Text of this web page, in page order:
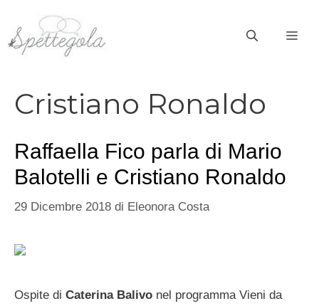
contenuto
Cristiano Ronaldo
Raffaella Fico parla di Mario
Balotelli e Cristiano Ronaldo
29 Dicembre 2018 di Eleonora Costa
Ospite di Caterina Balivo nel programma Vieni da